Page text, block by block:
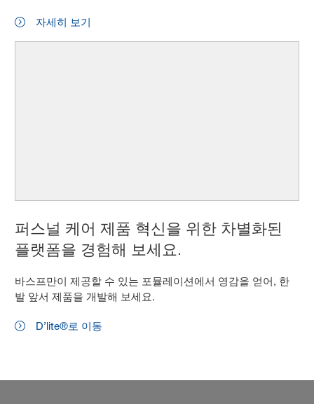
자세히 보기
퍼스널 케어 제품 혁신을 위한 차별화된
플랫폼을 경험해 보세요.
바스프만이 제공할 수 있는 포뮬레이션에서 영감을 얻어, 한
발 앞서 제품을 개발해 보세요.
D’lite®로 이동